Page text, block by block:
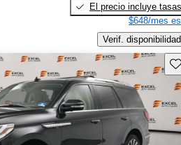
El precio incluye tasas
$648/mes
Verif. disponibilidad